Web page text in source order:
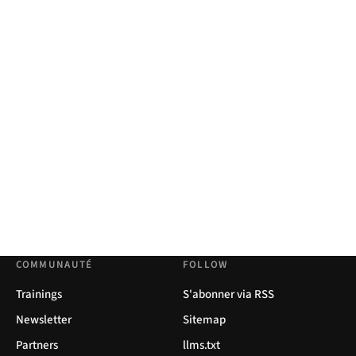
COMMUNAUTÉ
Trainings
Newsletter
Partners
FOLLOW
S'abonner via RSS
Sitemap
llms.txt